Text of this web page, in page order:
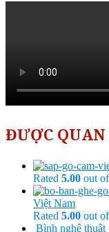
ĐƯỢC
Rated 5.00 out
Việt Nam
Rated 5.00 out
Bình nghệ thuật